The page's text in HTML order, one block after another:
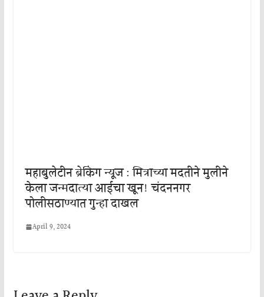
महाबुलेटीन ब्रेकिंग न्यूज : मित्राच्या मदतीने मुलीने
केला जन्मदात्या आईचा खून! चंदननगर
पोलीसठाण्यात गुन्हा दाखल
April 9, 2024